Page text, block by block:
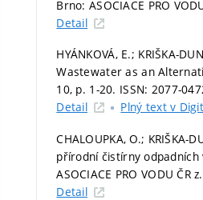
Brno: ASOCIACE PRO
Detail
HYÁNKOVÁ, E.; KRIŠKA-
Wastewater as an
10, p. 1-20. ISSN: 2077-
Detail
Plný text v
CHALOUPKA, O.; KRIŠKA-
přírodní čistírny odpadních
ASOCIACE PRO VODU ČR
Detail